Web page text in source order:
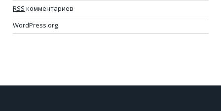
RSS комментариев
WordPress.org